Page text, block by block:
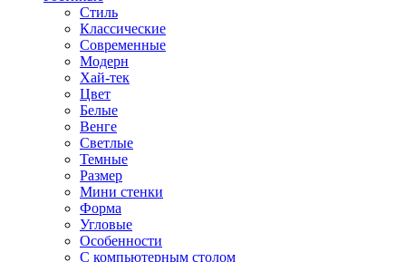
Стиль
Классические
Современные
Модерн
Хай-тек
Цвет
Белые
Венге
Светлые
Темные
Размер
Мини стенки
Форма
Угловые
Особенности
С компьютерным столом